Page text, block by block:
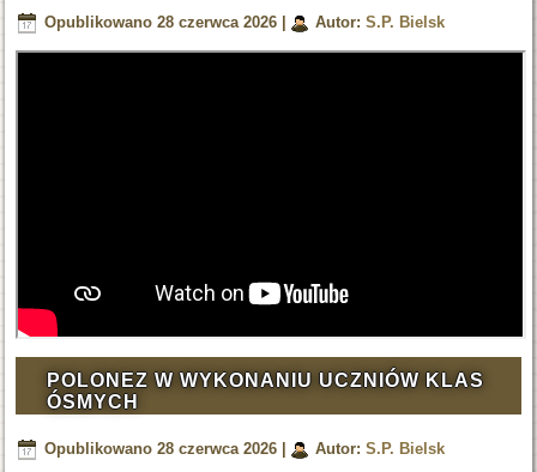
Opublikowano 28 czerwca 2026 Autor: S.P. Bielsk
POLONEZ W WYKONANIU UCZNIÓW KLAS
ÓSMYCH
Opublikowano 28 czerwca 2026 Autor: S.P. Bielsk